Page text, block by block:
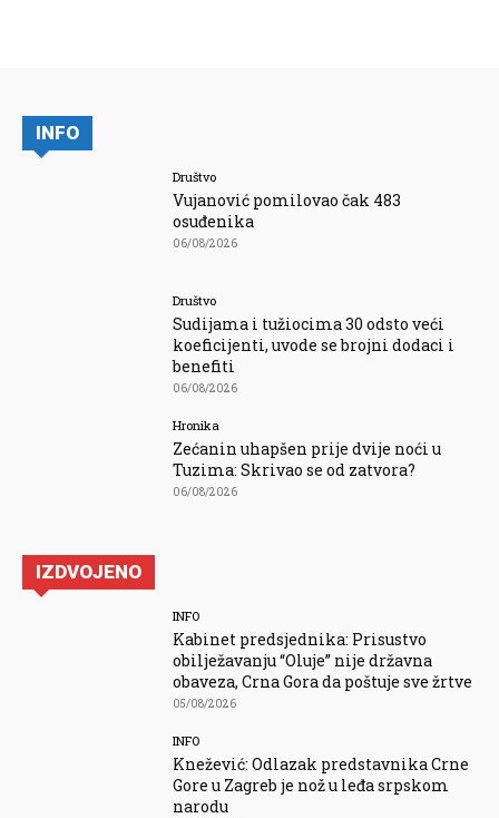
INFO
Društvo
Vujanović pomilovao čak 483
osuđenika
06/08/2026
Društvo
Sudijama i tužiocima 30 odsto veći
koeficijenti, uvode se brojni dodaci i
benefiti
06/08/2026
Hronika
Zećanin uhapšen prije dvije noći u
Tuzima: Skrivao se od zatvora?
06/08/2026
IZDVOJENO
INFO
Kabinet predsjednika: Prisustvo
obilježavanju “Oluje” nije državna
obaveza, Crna Gora da poštuje sve žrtve
05/08/2026
INFO
Knežević: Odlazak predstavnika Crne
Gore u Zagreb je nož u leđa srpskom
narodu